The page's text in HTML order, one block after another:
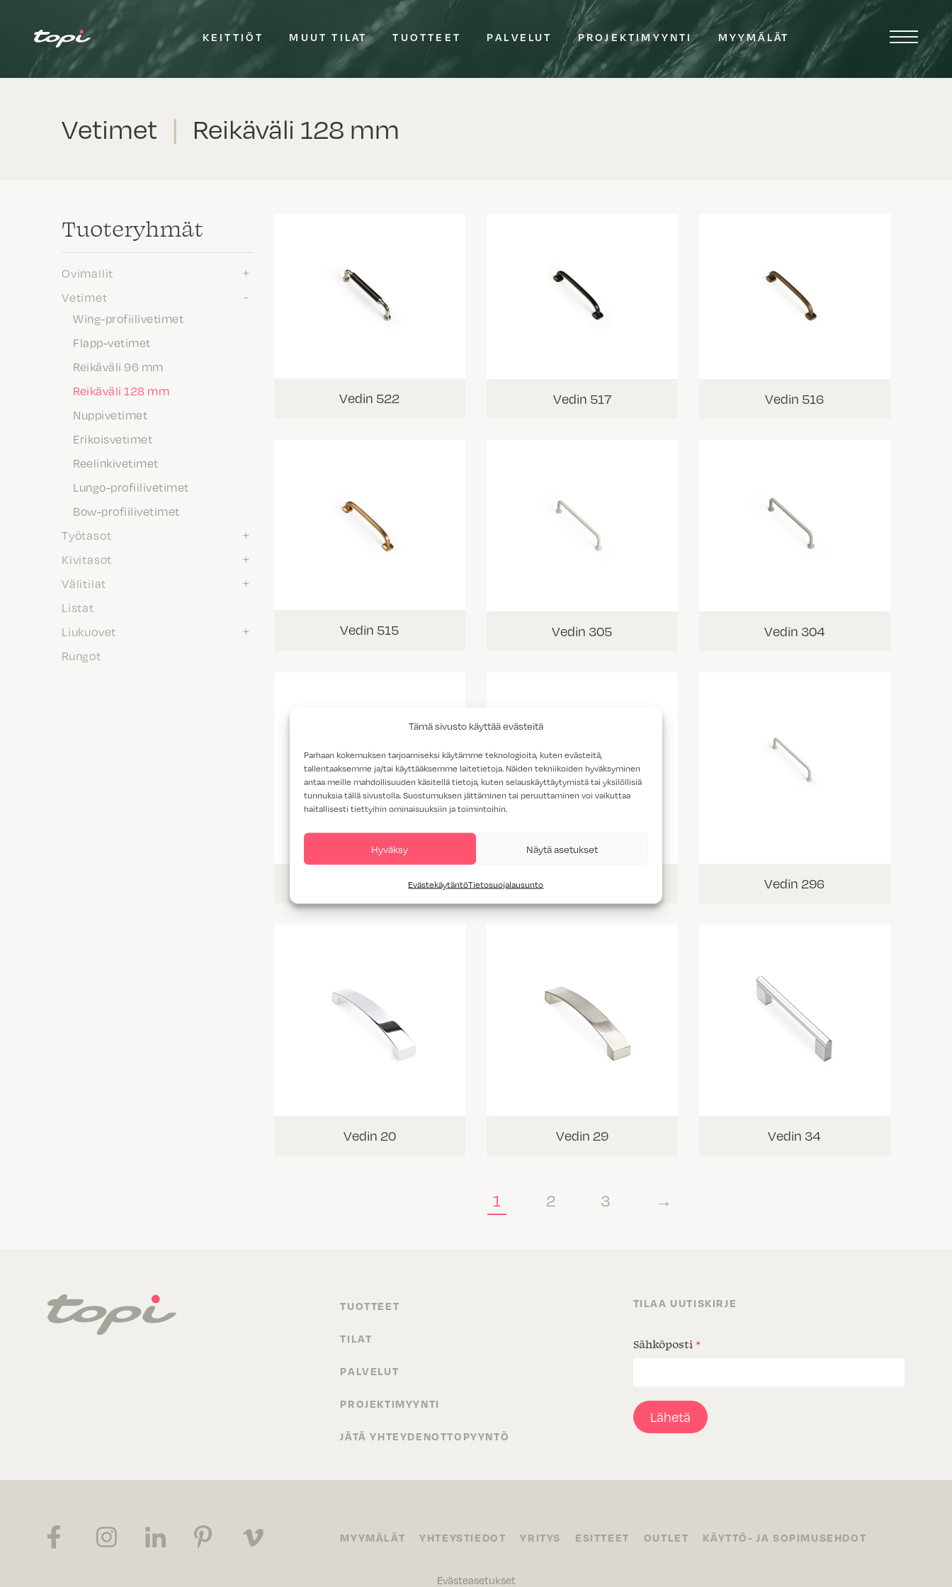
Tämä sivusto käyttää evästeitä
Parhaan kokemuksen tarjoamiseksi käytämme teknologioita, kuten evästeitä,
tallentaaksemme ja/tai käyttääksemme laitetietoja. Näiden tekniikoiden hyväksyminen
antaa meille mahdollisuuden käsitellä tietoja, kuten selauskäyttäytymistä tai yksilöllisiä
tunnuksia tällä sivustolla. Suostumuksen jättäminen tai peruuttaminen voi vaikuttaa
haitallisesti tiettyihin ominaisuuksiin ja toimintoihin.
Hyväksy Näytä asetukset
EvästekäytäntöTietosuojalausunto
KEITTIÖT MUUT TILAT TUOTTEET PALVELUT PROJEKTIMYYNTI MYYMÄLÄT
Vetimet | Reikäväli 128 mm
Tuote­ryhmät
Ovimallit
Vetimet
Wing-profiilivetimet
Flapp-vetimet
Reikäväli 96 mm
Reikäväli 128 mm
Nuppivetimet
Erikoisvetimet
Reelinkivetimet
Lungo-profiilivetimet
Bow-profiilivetimet
Työtasot
Kivitasot
Välitilat
Listat
Liukuovet
Rungot
Vedin 522 Vedin 517 Vedin 516
Vedin 515 Vedin 305 Vedin 304
Vedin 296
Vedin 20 Vedin 29 Vedin 34
1 2 3 →
TUOTTEET
TILAT
PALVELUT
PROJEKTIMYYNTI
JÄTÄ YHTEYDENOTTOPYYNTÖ
TILAA UUTISKIRJE
Sähköposti *
Lähetä
MYYMÄLÄT YHTEYSTIEDOT YRITYS ESITTEET OUTLET KÄYTTÖ- JA SOPIMUSEHDOT
Evästeasetukset